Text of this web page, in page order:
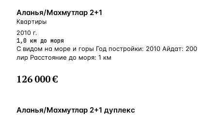
БЛИЗКО К МОРЮ
Аланья/Махмутлар 2+1
Квартиры
2010 г.
1,0 км до моря
С видом на море и горы Год постройки: 2010 Айдат: 200
лир Расстояние до моря: 1 км
126 000 €
БЛИЗКО К МОРЮ
Аланья/Махмутлар 2+1 дуплекс